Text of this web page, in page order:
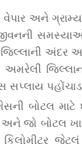
અને
સમસ્યાઓનો
અંદર
સપ્લાય
બોટલ
જો બોટલ
જેટલું